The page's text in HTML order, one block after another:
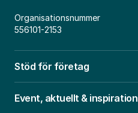
Organisationsnummer
556101-2153
Stöd för företag
Event, aktuellt & inspiration